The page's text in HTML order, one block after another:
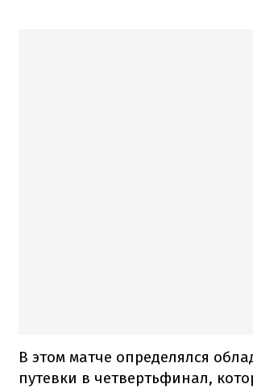
В этом матче определялся
путевки в четвертьфинал,